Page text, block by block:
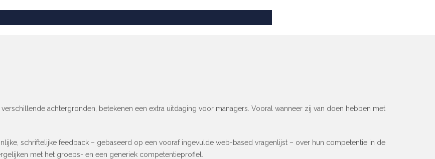
achtergronden, betekenen een extra uitdaging voor managers. Vooral wanneer zij van doen hebben met
schriftelijke feedback – gebaseerd op een vooraf ingevulde web-based vragenlijst – over hun competentie in de
met het groeps- en een generiek competentieprofiel.